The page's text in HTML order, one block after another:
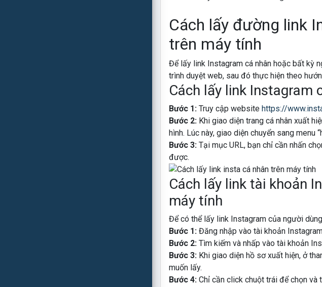
Cách lấy đường link
trên máy tính
Để lấy link Instagram cá nhân hoặc bất kỳ
trình duyệt web, sau đó thực hiện theo
Cách lấy link Instagram
Bước 1: Truy cập website https://
Bước 2: Khi giao diện trang cá nhân xuất
hình. Lúc này, giao diện chuyển sang menu
Bước 3:Tại mục URL, bạn chỉ cần nhấn
được.
Cách lấy link tài khoản
máy tính
Để có thể lấy link Instagram của người
Bước 1: Đăng nhập vào tài khoản
Bước 2: Tìm kiếm và nhấp vào tài khoản
Bước 3: Khi giao diện hồ sơ xuất hiện, ở
muốn lấy.
Bước 4:Chỉ cần click chuột trái để chọn và